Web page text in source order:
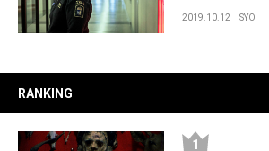
2019.10.12 SYO
RANKING